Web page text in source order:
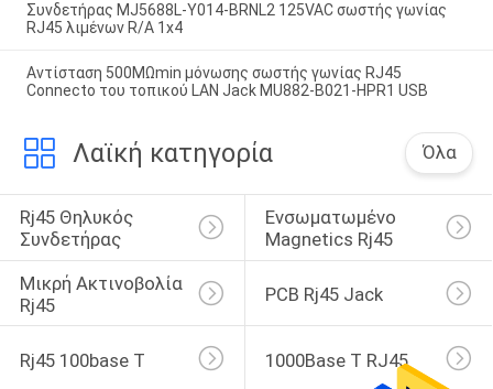
Συνδετήρας MJ5688L-Y014-BRNL2 125VAC σωστής γωνίας
RJ45 λιμένων R/A 1x4
Αντίσταση 500MΩmin μόνωσης σωστής γωνίας RJ45
Connecto του τοπικού LAN Jack MU882-B021-HPR1 USB
Λαϊκή κατηγορία Όλα
Rj45 Θηλυκός
Συνδετήρας
Ενσωματωμένο
Magnetics Rj45
Μικρή Ακτινοβολία
Rj45
PCB Rj45 Jack
Rj45 100base Τ 1000Base Τ RJ45